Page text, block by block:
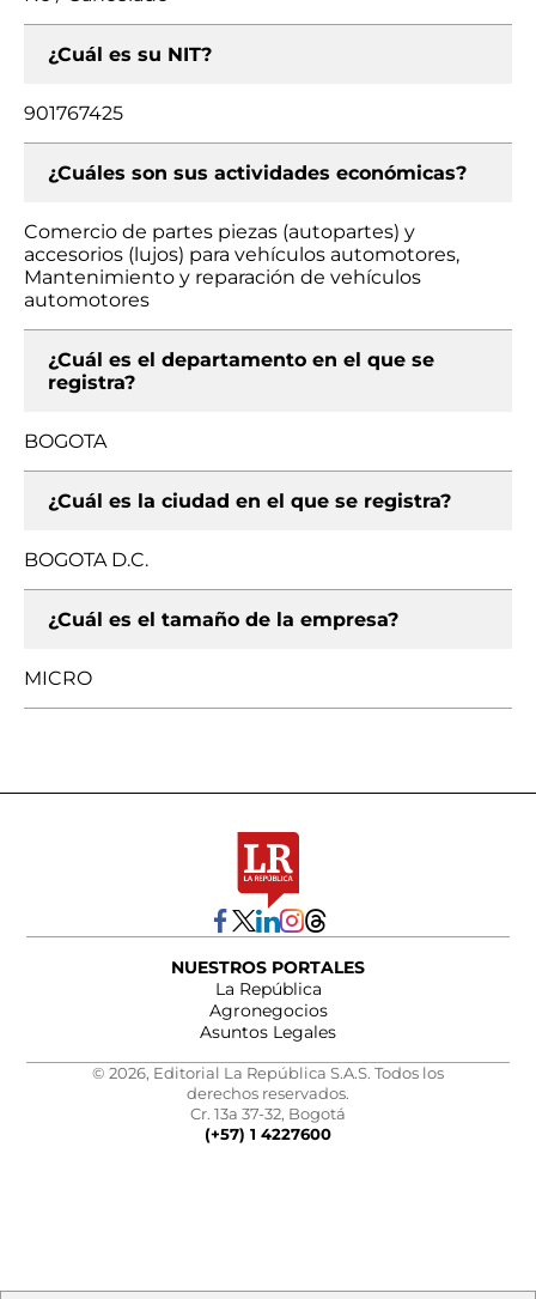
¿Cuál es su NIT?
901767425
¿Cuáles son sus actividades económicas?
Comercio de partes piezas (autopartes) y
accesorios (lujos) para vehículos automotores,
Mantenimiento y reparación de vehículos
automotores
¿Cuál es el departamento en el que se
registra?
BOGOTA
¿Cuál es la ciudad en el que se registra?
BOGOTA D.C.
¿Cuál es el tamaño de la empresa?
MICRO
NUESTROS PORTALES
La República
Agronegocios
Asuntos Legales
© 2026, Editorial La República S.A.S. Todos los
derechos reservados.
Cr. 13a 37-32, Bogotá
(+57) 1 4227600